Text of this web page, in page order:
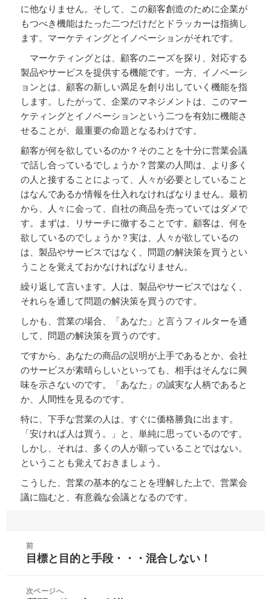
に他なりません。そして、この顧客創造のために企業が
もつべき機能はたった二つだけだとドラッカーは指摘し
ます。マーケティングとイノベーションがそれです。
マーケティングとは、顧客のニーズを探り、対応する
製品やサービスを提供する機能です。一方、イノベーシ
ョンとは、顧客の新しい満足を創り出していく機能を指
します。したがって、企業のマネジメントは、このマー
ケティングとイノベーションという二つを有効に機能さ
せることが、最重要の命題となるわけです。
顧客が何を欲しているのか？そのことを十分に営業会議
で話し合っているでしょうか？営業の人間は、より多く
の人と接することによって、人々が必要としていること
はなんであるか情報を仕入れなければなりません。最初
から、人々に会って、自社の商品を売っていてはダメで
す。まずは、リサーチに徹することです。顧客は、何を
欲しているのでしょうか？実は、人々が欲しているの
は、製品やサービスではなく、問題の解決策を買うとい
うことを覚えておかなければなりません。
繰り返して言います。人は、製品やサービスではなく、
それらを通して問題の解決策を買うのです。
しかも、営業の場合、「あなた」と言うフィルターを通
して、問題の解決策を買うのです。
ですから、あなたの商品の説明が上手であるとか、会社
のサービスが素晴らしいといっても、相手はそんなに興
味を示さないのです。「あなた」の誠実な人柄であると
か、人間性を見るのです。
特に、下手な営業の人は、すぐに価格勝負に出ます。
「安ければ人は買う。」と、単純に思っているのです。
しかし、それは、多くの人が願っていることではない。
ということも覚えておきましょう。
こうした、営業の基本的なことを理解した上で、営業会
議に臨むと、有意義な会議となるのです。
前
前
投
目標と目的と手段・・・混合しない！
次ページへ